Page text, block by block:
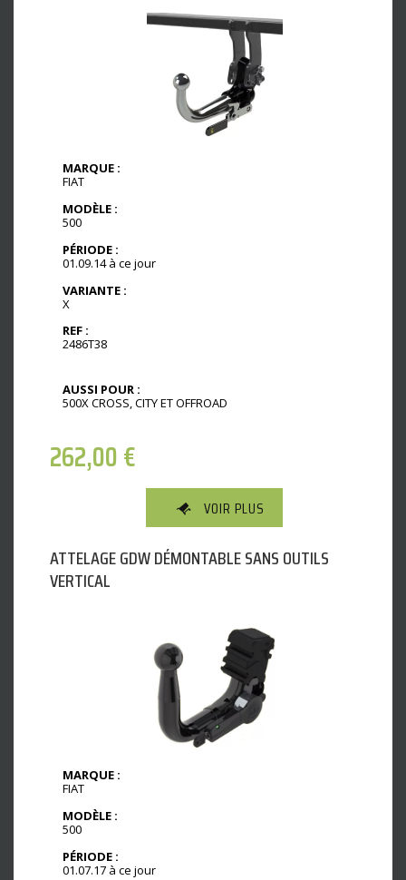
MARQUE :
FIAT
MODÈLE :
500
PÉRIODE :
01.09.14 à ce jour
VARIANTE :
X
REF :
2486T38
AUSSI POUR :
500X CROSS, CITY ET OFFROAD
262,00€
VOIR PLUS
ATTELAGE GDW DÉMONTABLE SANS OUTILS
VERTICAL
MARQUE :
FIAT
MODÈLE :
500
PÉRIODE :
01.07.17 à ce jour